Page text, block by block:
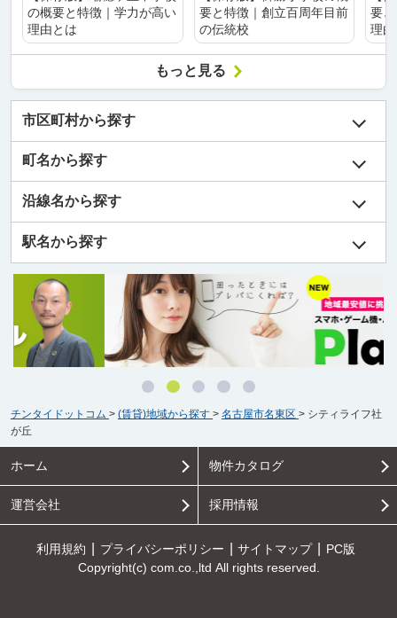
の概要と特徴｜学力が高い
理由とは
要と特徴｜創立百周年目前
の伝統校
要
理
もっと見る
市区町村から探す
町名から探す
沿線名から探す
駅名から探す
チンタイドットコム > (賃貸)地域から探す > 名古屋市名東区 > シティライフ社
が丘
ホーム 物件カタログ
運営会社 採用情報
利用規約 プライバシーポリシー サイトマップ
PC版
Copyright(c) com.co.,ltd All rights reserved.